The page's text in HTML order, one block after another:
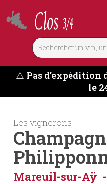
to
main
⚠️ Pas d’expédition
le
Les vignerons
Mareuil-sur-Aÿ